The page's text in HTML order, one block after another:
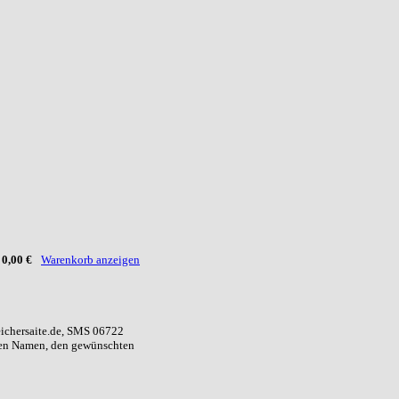
0,00 € Warenkorb anzeigen
SMS 06722
Namen, den gewünschten